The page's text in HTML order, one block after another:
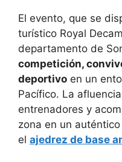
El evento, que se
turístico Royal
departamento de
competición,
deportivo en un
Pacífico. La
entrenadores y
zona en un
el ajedrez de base